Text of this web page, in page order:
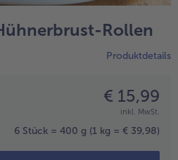
Rollen
Produktdetails
€ 15,99
inkl. MwSt.
6 Stück = 400 g (1 kg = € 39,98)